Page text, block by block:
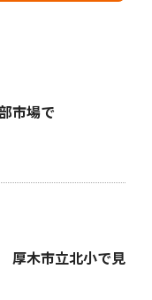
市場で
厚木市立北小で見